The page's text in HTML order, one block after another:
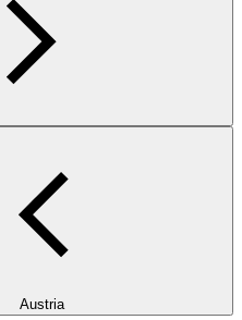
Austria